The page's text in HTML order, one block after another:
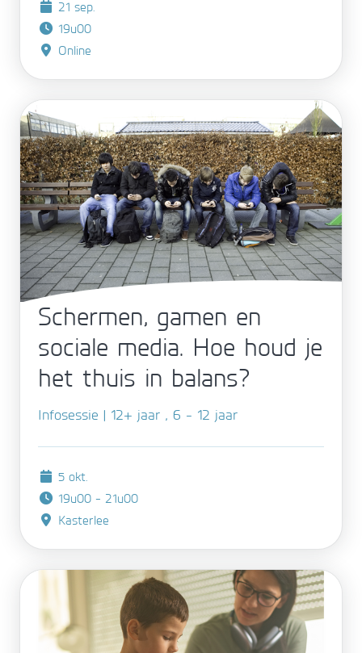
21 sep.
19u00
Online
Schermen, gamen en
sociale media. Hoe houd je
het thuis in balans?
Infosessie | 12+ jaar , 6 - 12 jaar
5 okt.
19u00 - 21u00
Kasterlee